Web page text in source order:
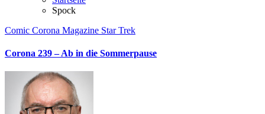
Spock
Comic Corona Magazine Star Trek
Corona 239 – Ab in die Sommerpause